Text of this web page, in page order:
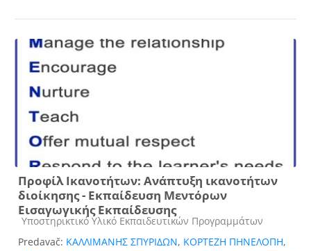
Προφίλ Ικανοτήτων: Ανάπτυξη ικανοτήτων
διοίκησης - Εκπαίδευση Μεντόρων
Εισαγωγικής Εκπαίδευσης
Kategorija kursa
Υποστηρικτικό Υλικό Εκπαιδευτικών Προγραμμάτων
Predavač: ΚΑΛΛΙΜΑΝΗΣ ΣΠΥΡΙΔΩΝ, ΚΟΡΤΕΖΗ ΠΗΝΕΛΟΠΗ,